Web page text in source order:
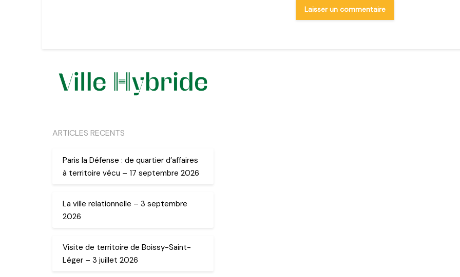
ARTICLES RECENTS
Paris la Défense : de quartier d’affaires
à territoire vécu – 17 septembre 2026
La ville relationnelle – 3 septembre
2026
Visite de territoire de Boissy-Saint-
Léger – 3 juillet 2026